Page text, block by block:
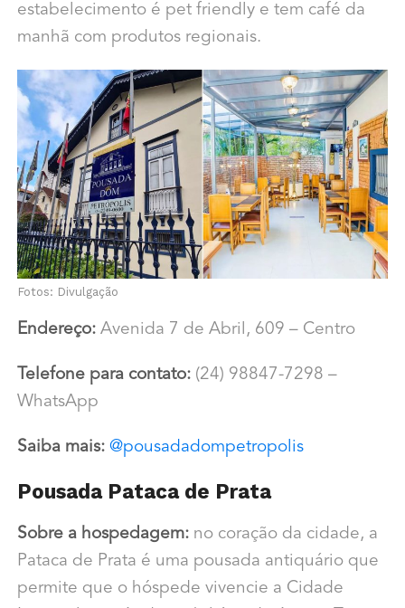
estabelecimento é pet friendly e tem café da
manhã com produtos regionais.
Fotos: Divulgação
Endereço:Avenida 7 de Abril, 609 – Centro
Telefone para contato:(24) 98847-7298 –
WhatsApp
Saiba mais: @pousadadompetropolis
Pousada Pataca de Prata
Sobre a hospedagem:no coração da cidade, a
Pataca de Prata é uma pousada antiquário que
permite que o hóspede vivencie a Cidade